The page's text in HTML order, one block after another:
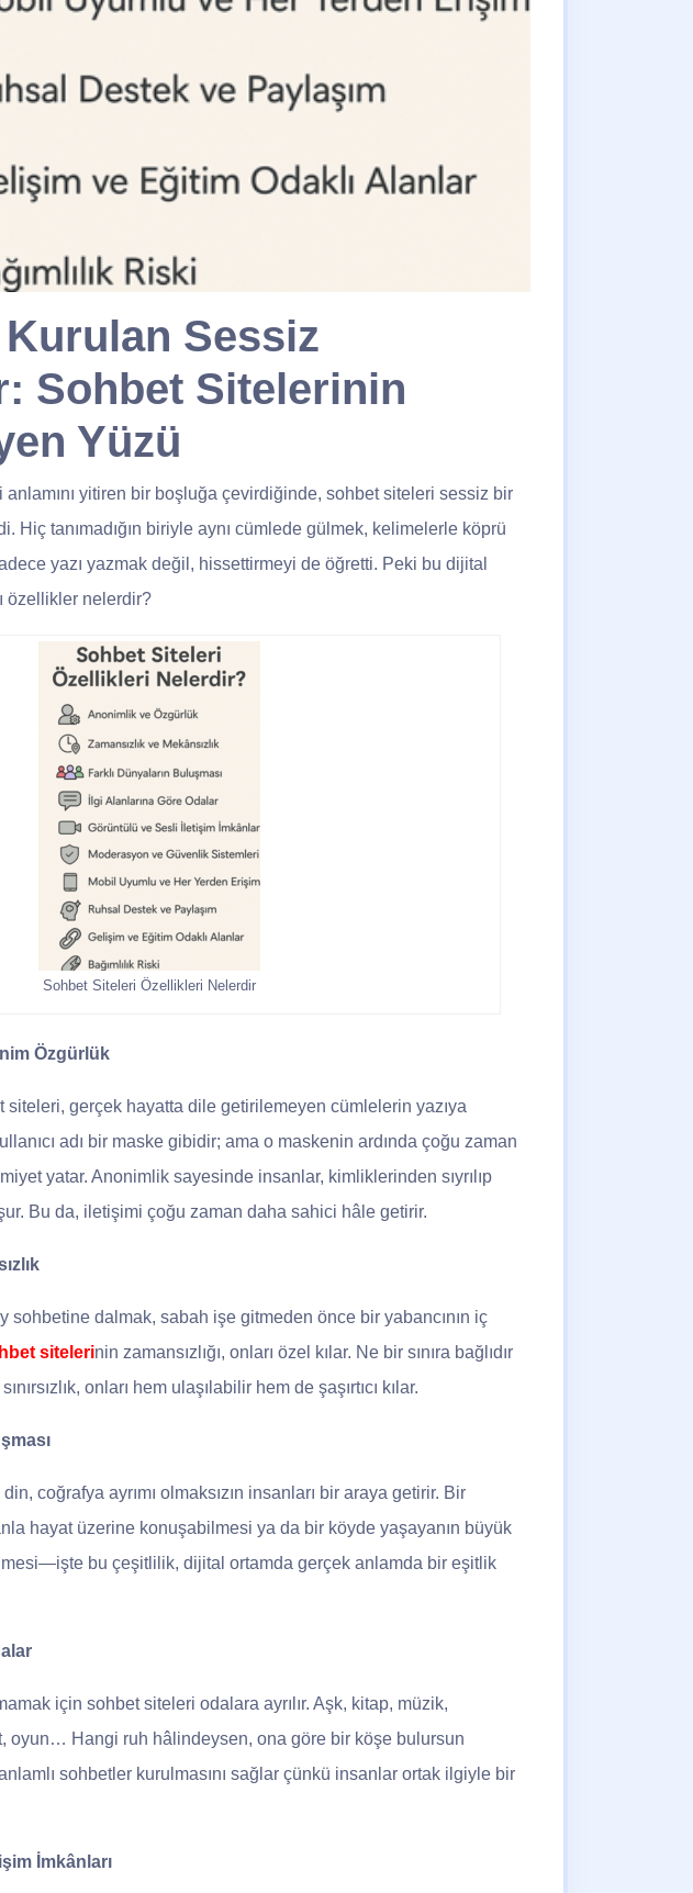
Sessiz
Sohbet Sitelerinin
Yüzü
anlamını yitiren bir boşluğa çevirdiğinde, sohbet siteleri sessiz bir
Hiç tanımadığın biriyle aynı cümlede gülmek, kelimelerle köprü
yazı yazmak değil, hissettirmeyi de öğretti. Peki bu dijital
özellikler nelerdir?
Sohbet Siteleri Özellikleri Nelerdir
Özgürlük
siteleri, gerçek hayatta dile getirilemeyen cümlelerin yazıya
adı bir maske gibidir; ama o maskenin ardında çoğu zaman
yatar. Anonimlik sayesinde insanlar, kimliklerinden sıyrılıp
Bu da, iletişimi çoğu zaman daha sahici hâle getirir.
sohbetine dalmak, sabah işe gitmeden önce bir yabancının iç
sitelerinin zamansızlığı, onları özel kılar. Ne bir sınıra bağlıdır
onları hem ulaşılabilir hem de şaşırtıcı kılar.
coğrafya ayrımı olmaksızın insanları bir araya getirir. Bir
hayat üzerine konuşabilmesi ya da bir köyde yaşayanın büyük
bu çeşitlilik, dijital ortamda gerçek anlamda bir eşitlik
için sohbet siteleri odalara ayrılır. Aşk, kitap, müzik,
oyun… Hangi ruh hâlindeysen, ona göre bir köşe bulursun
sohbetler kurulmasını sağlar çünkü insanlar ortak ilgiyle bir
İmkânları